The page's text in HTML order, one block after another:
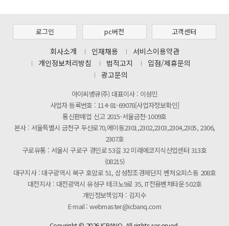
[2026년 8월 신용카드 무이자 행사 안내]
제31기 정기주주총회 소집통지서
[마일리지 적립 및 사용 정책 개편 안내]
로그인 pc버전 고객센터
회사소개 인재채용
서비스이용약관
개인정보처리방침
법적고지
입점/제휴문의
광고문의
아이씨뱅큐(주) 대표이사 : 이성민
사업자 등록번호 : 114-81-69078[사업자정보확인]
통신판매업 신고 2015-서울금천-1009호
본사 : 서울특별시 금천구 두산로70,에이동2301,2302,2303,2304,2305, 2306,
2307호
구로유통 : 서울시 구로구 경인로 53길 32 미래에코지식산업센터 313호
(08215)
대구지사 : 대구광역시 북구 호암로 51, 삼성창조경제단지 벤처오피스동 208호
대전지사 : 대전광역시 유성구 테크노9로 35, IT전용벤처타운 502호
개인정보책임자 : 김지수
E-mail : webmaster@icbanq.com